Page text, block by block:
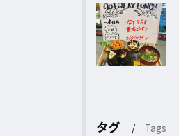
タグ Tags